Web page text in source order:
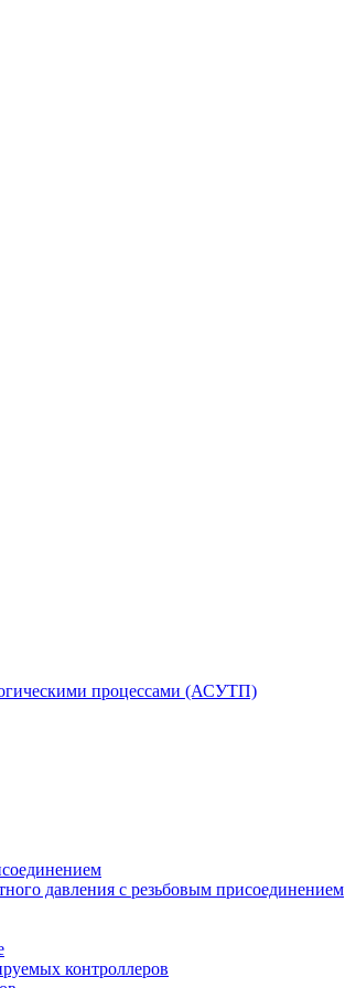
процессами (АСУТП)
давления с резьбовым присоединением
контроллеров